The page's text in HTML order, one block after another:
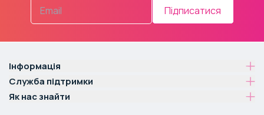
Підписатися
Інформація
Служба підтримки
Як нас знайти